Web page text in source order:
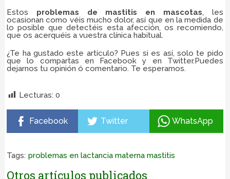
Estos problemas de mastitis en mascotas, les
ocasionan como véis mucho dolor, así que en la medida de
lo posible que detectéis esta afección, os recomiendo,
que os acerquéis a vuestra clínica habitual.
¿Te ha gustado este artículo? Pues si es así, solo te pido
que lo compartas en Facebook y en Twitter.Puedes
dejarnos tu opinión ó comentario. Te esperamos.
Lecturas: 0
Facebook Twitter WhatsApp
Tags: problemas en lactancia materna mastitis
Otros artículos publicados